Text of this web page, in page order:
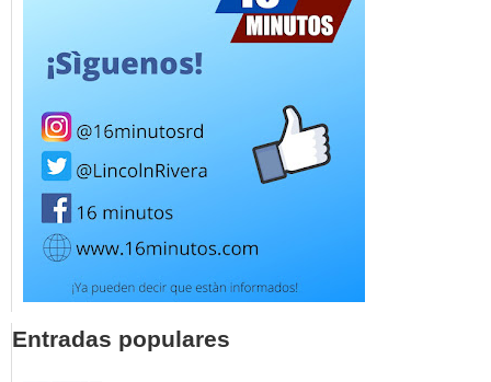
Entradas populares